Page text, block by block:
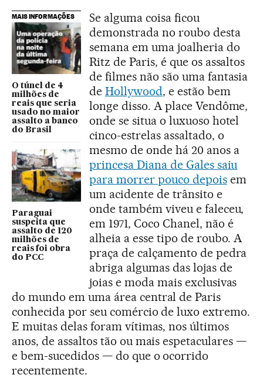
MAIS INFORMAÇÕES
O túnel de 4
milhões de
reais que seria
usado no maior
assalto a banco
do Brasil
Paraguai
suspeita que
assalto de 120
milhões de
reais foi obra
do PCC
Se alguma coisa ficou
demonstrada no roubo desta
semana em uma joalheria do
Ritz de Paris, é que os assaltos
de filmes não são uma fantasia
de Hollywood, e estão bem
longe disso. A place Vendôme,
onde se situa o luxuoso hotel
cinco-estrelas assaltado, o
mesmo de onde há 20 anos a
princesa Diana de Gales saiu
para morrer pouco depoisem
um acidente de trânsito e
onde também viveu e faleceu,
em 1971, Coco Chanel, não é
alheia a esse tipo de roubo. A
praça de calçamento de pedra
abriga algumas das lojas de
joias e moda mais exclusivas
do mundo em uma área central de Paris
conhecida por seu comércio de luxo extremo.
E muitas delas foram vítimas, nos últimos
anos, de assaltos tão ou mais espetaculares —
e bem-sucedidos — do que o ocorrido
recentemente.